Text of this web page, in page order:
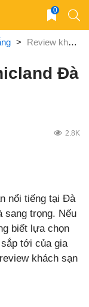
0
> Review khách sạn Chicland Đà Nẵng
Đà
2.8K
nổi tiếng tại Đà
sang trọng. Nếu
biết lựa chọn
tới của gia
khách sạn